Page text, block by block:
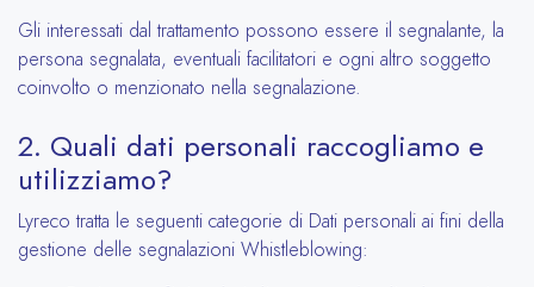
Gli interessati dal trattamento possono essere il segnalante, la
persona segnalata, eventuali facilitatori e ogni altro soggetto
coinvolto o menzionato nella segnalazione.
2. Quali dati personali raccogliamo e
utilizziamo?
Lyreco tratta le seguenti categorie di Dati personali ai fini della
gestione delle segnalazioni Whistleblowing: